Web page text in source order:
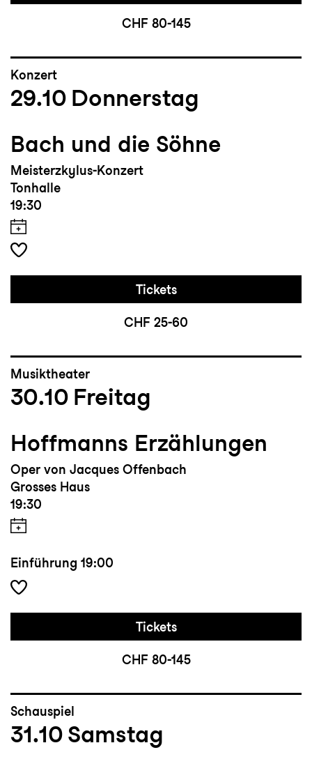
CHF 80-145
Konzert
29.10 Donnerstag
Bach und die Söhne
Meisterzkylus-Konzert
Tonhalle
19:30
Tickets
CHF 25-60
Musiktheater
30.10 Freitag
Hoffmanns Erzählungen
Oper von Jacques Offenbach
Grosses Haus
19:30
Einführung 19:00
Tickets
CHF 80-145
Schauspiel
31.10 Samstag